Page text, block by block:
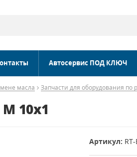
Автосервис ПОД КЛЮЧ
масла
Запчасти для оборудования по
М 10х1
Артикул: